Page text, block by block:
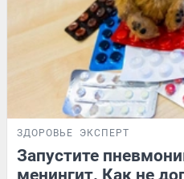
ЗДОРОВЬЕ ЭКСПЕРТ
Запустите
менингит. Как не